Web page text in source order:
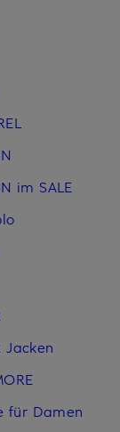
im SALE
Jacken
für Damen